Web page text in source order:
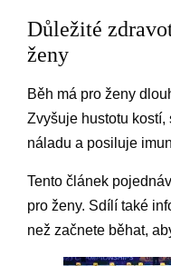
Důležité
ženy
Běh má pro ženy
Zvyšuje hustotu
náladu a posiluje
Tento článek
pro ženy. Sdílí také
než začnete běhat,